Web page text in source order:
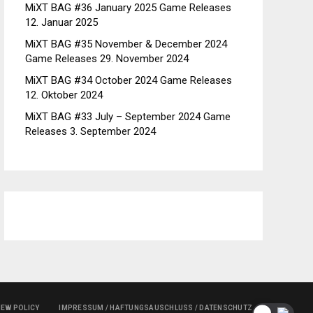
MiXT BAG #36 January 2025 Game Releases
12. Januar 2025
MiXT BAG #35 November & December 2024
Game Releases 29. November 2024
MiXT BAG #34 October 2024 Game Releases
12. Oktober 2024
MiXT BAG #33 July – September 2024 Game
Releases 3. September 2024
POLICY IMPRESSUM / HAFTUNGSAUSCHLUSS / DATENSCHUTZ